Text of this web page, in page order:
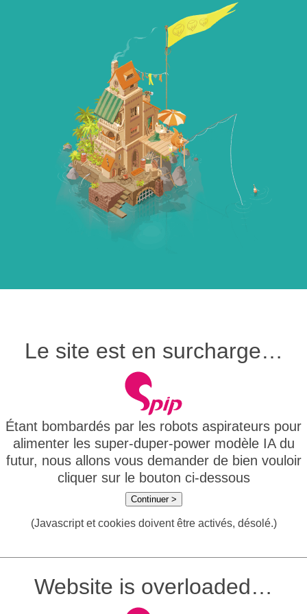
Le site est en surcharge…
Étant bombardés par les robots aspirateurs pour
alimenter les super-duper-power modèle IA du
futur, nous allons vous demander de bien vouloir
cliquer sur le bouton ci-dessous
Continuer >
(Javascript et cookies doivent être activés, désolé.)
Website is overloaded…